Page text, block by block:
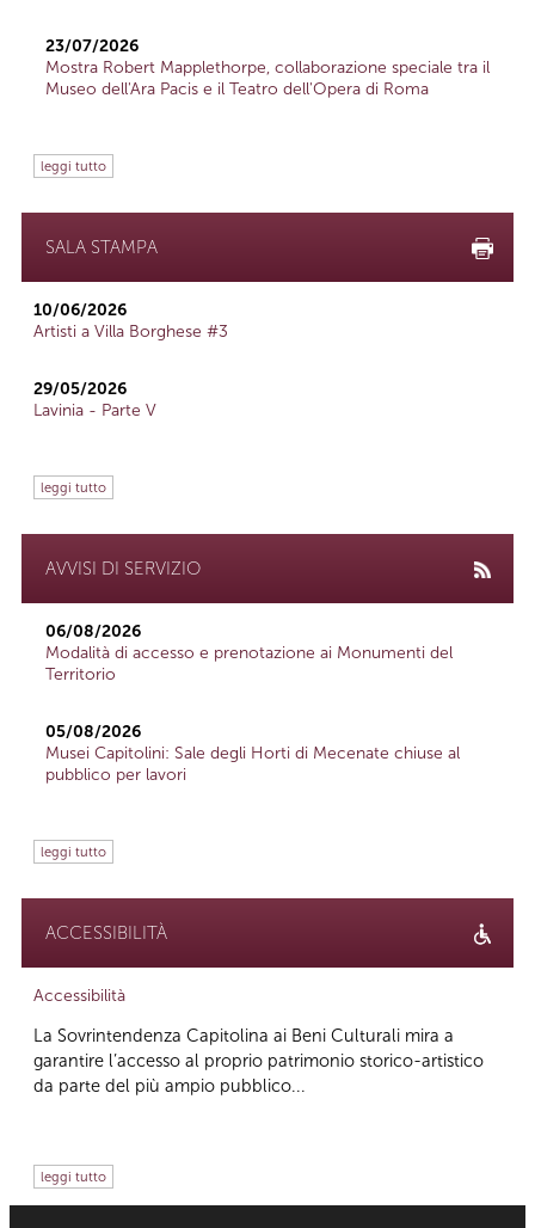
23/07/2026
Mostra Robert Mapplethorpe, collaborazione speciale tra il
Museo dell'Ara Pacis e il Teatro dell'Opera di Roma
leggi tutto
SALA STAMPA
10/06/2026
Artisti a Villa Borghese #3
29/05/2026
Lavinia - Parte V
leggi tutto
AVVISI DI SERVIZIO
06/08/2026
Modalità di accesso e prenotazione ai Monumenti del
Territorio
05/08/2026
Musei Capitolini: Sale degli Horti di Mecenate chiuse al
pubblico per lavori
leggi tutto
ACCESSIBILITÀ
Accessibilità
La Sovrintendenza Capitolina ai Beni Culturali mira a
garantire l’accesso al proprio patrimonio storico-artistico
da parte del più ampio pubblico...
leggi tutto